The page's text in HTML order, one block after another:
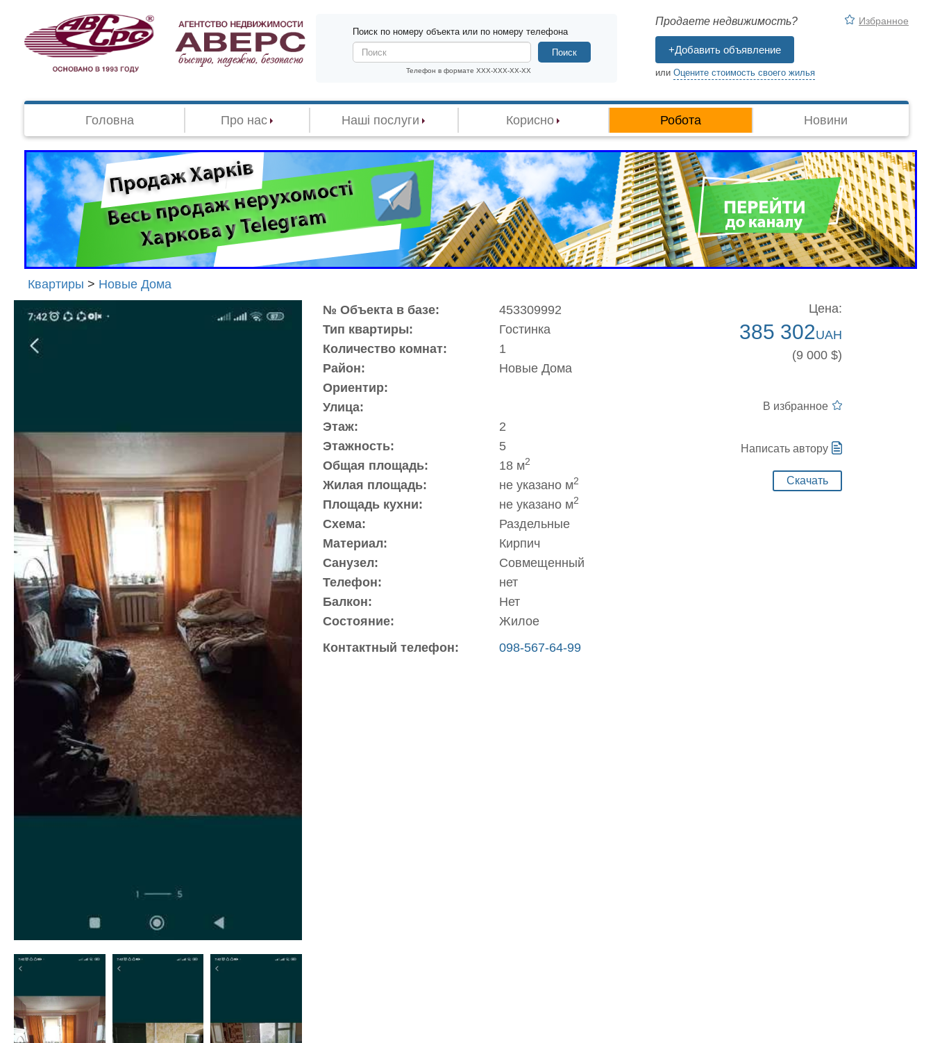
Поиск по номеру объекта или по номеру телефона
Телефон в формате XXX-XXX-XX-XX
Поиск
Продаете недвижимость?
+Добавить объявление
или Оцените стоимость своего жилья
Избранное
Головна Про нас Наші послуги Корисно Робота Новини
Квартиры > Новые Дома
Агенство
недвижимости
"Аверс"
№ Объекта в базе:
453309992
Тип квартиры:
Гостинка
Количество комнат:
1
Район:
Новые Дома
Ориентир:
Улица:
Этаж:
2
Этажность:
5
Общая площадь:
18 м2
Жилая площадь: не указано м2
Площадь кухни: не указано м2
Схема:
Раздельные
Материал:
Кирпич
Санузел:
Совмещенный
Телефон:
нет
Балкон:
Нет
Состояние:
Жилое
Контактный телефон:
098-567-64-99
Цена:
385 302UAH
(9 000 $)
В избранное
Написать автору
Скачать